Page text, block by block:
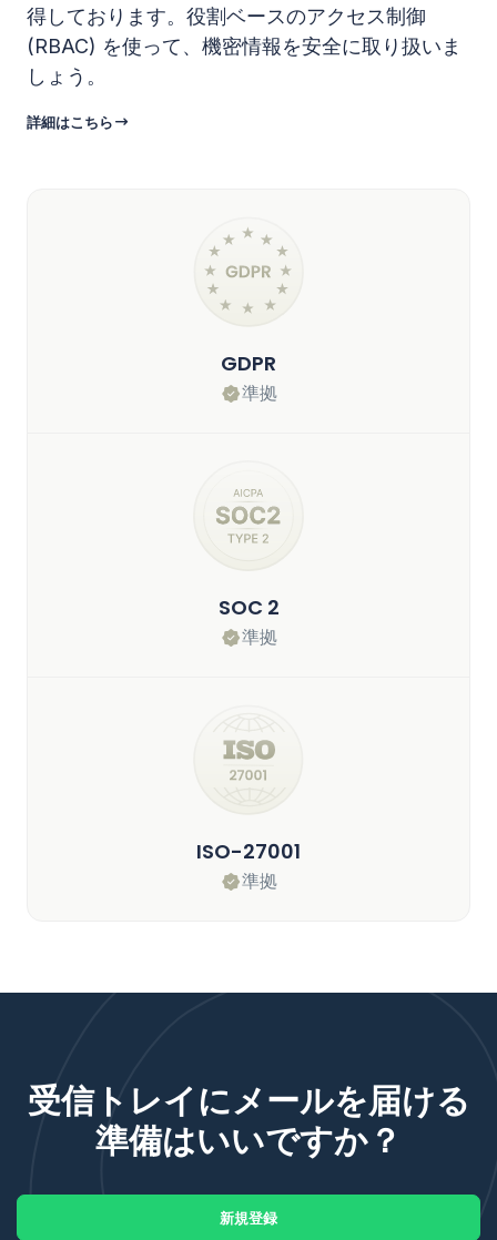
得しております。役割ベースのアクセス制御
(RBAC) を使って、機密情報を安全に取り扱いま
しょう。
詳細はこちら
GDPR
準拠
SOC 2
準拠
ISO-27001
準拠
受信トレイにメールを届ける
準備はいいですか？
新規登録